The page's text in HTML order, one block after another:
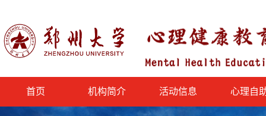
首页 机构简介 活动信息 心理自